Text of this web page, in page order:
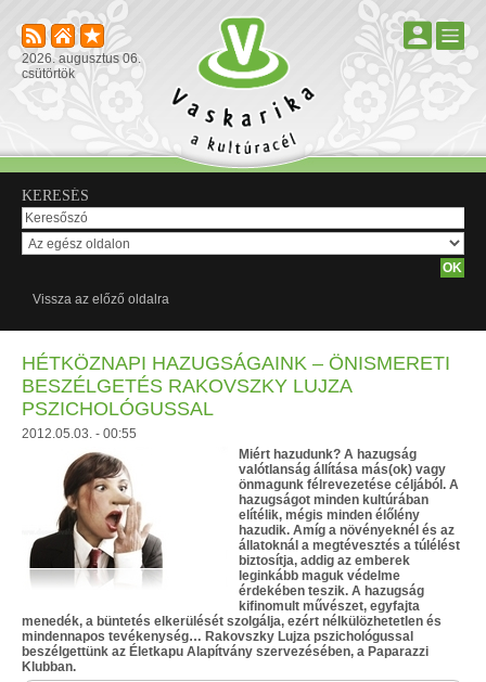
2026. augusztus 06.
csütörtök
KERESÉS
Vissza az előző oldalra
HÉTKÖZNAPI HAZUGSÁGAINK – ÖNISMERETI
BESZÉLGETÉS RAKOVSZKY LUJZA
PSZICHOLÓGUSSAL
2012.05.03. - 00:55
Miért hazudunk? A hazugság
valótlanság állítása más(ok) vagy
önmagunk félrevezetése céljából. A
hazugságot minden kultúrában
elítélik, mégis minden élőlény
hazudik. Amíg a növényeknél és az
állatoknál a megtévesztés a túlélést
biztosítja, addig az emberek
leginkább maguk védelme
érdekében teszik. A hazugság
kifinomult művészet, egyfajta
menedék, a büntetés elkerülését szolgálja, ezért nélkülözhetetlen és
mindennapos tevékenység… Rakovszky Lujza pszichológussal
beszélgettünk az Életkapu Alapítvány szervezésében, a Paparazzi
Klubban.